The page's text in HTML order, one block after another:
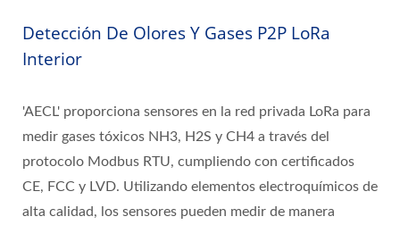
Detección De Olores Y Gases P2P LoRa
Interior
'AECL' proporciona sensores en la red privada LoRa para
medir gases tóxicos NH3, H2S y CH4 a través del
protocolo Modbus RTU, cumpliendo con certificados
CE, FCC y LVD. Utilizando elementos electroquímicos de
alta calidad, los sensores pueden medir de manera